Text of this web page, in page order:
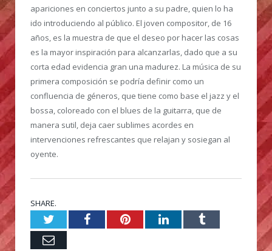
apariciones en conciertos junto a su padre, quien lo ha
ido introduciendo al público. El joven compositor, de 16
años, es la muestra de que el deseo por hacer las cosas
es la mayor inspiración para alcanzarlas, dado que a su
corta edad evidencia gran una madurez. La música de su
primera composición se podría definir como un
confluencia de géneros, que tiene como base el jazz y el
bossa, coloreado con el blues de la guitarra, que de
manera sutil, deja caer sublimes acordes en
intervenciones refrescantes que relajan y sosiegan al
oyente.
SHARE.
TwitterFacebookPinterestLinkedInTumblr
Email